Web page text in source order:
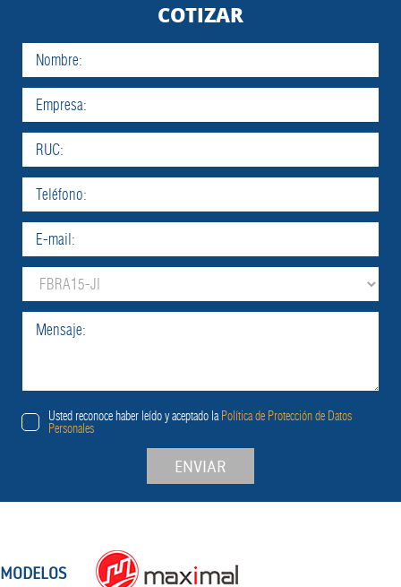
COTIZAR
Usted reconoce haber leído y aceptado laPolítica de Protección de Datos
Personales
ENVIAR
MODELOS